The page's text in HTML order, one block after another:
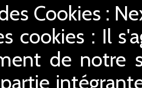
Cookies :
cookies : Il
de notre